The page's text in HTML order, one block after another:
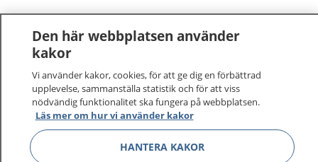
1177 –tryggt om din hälsa och vård
På 1177.se får du råd om hälsa och information om
sjukdomar och vilka mottagningar du kan kontakta.
Logga in för att läsa din journal och göra dina
vårdärenden. Ring telefonnummer 1177 för
sjukvårdsrådgivning dygnet runt.
Den här webbplatsen använder
kakor
Vi använder kakor, cookies, för att ge dig en förbättrad
upplevelse, sammanställa statistik och för att viss
nödvändig funktionalitet ska fungera på webbplatsen.
Läs mer om hur vi använder kakor
HANTERA KAKOR